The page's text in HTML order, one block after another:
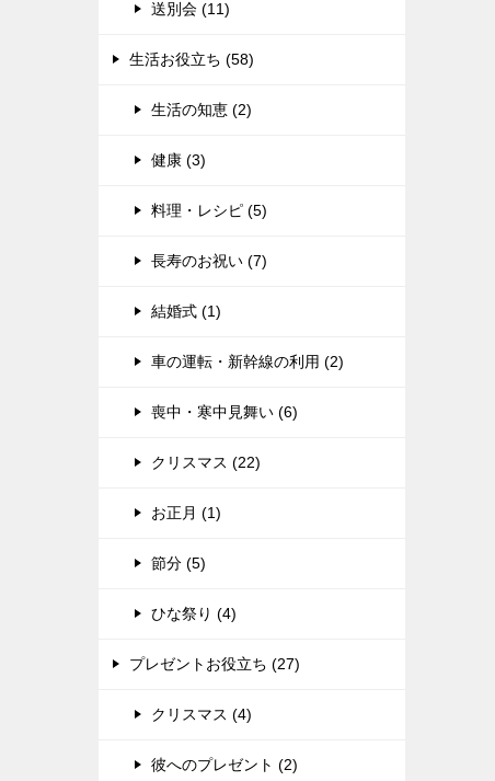
送別会 (11)
生活お役立ち (58)
生活の知恵 (2)
健康 (3)
料理・レシピ (5)
長寿のお祝い (7)
結婚式 (1)
車の運転・新幹線の利用 (2)
喪中・寒中見舞い (6)
クリスマス (22)
お正月 (1)
節分 (5)
ひな祭り (4)
プレゼントお役立ち (27)
クリスマス (4)
彼へのプレゼント (2)